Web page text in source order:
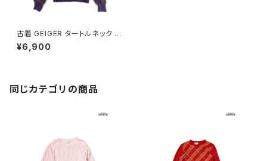
古着 GEIGER タートルネック ス
トライプ柄 長袖 モヘア ニット セ
ーター 紫 (ttu2410020)
¥6,900
同じカテゴリの商品